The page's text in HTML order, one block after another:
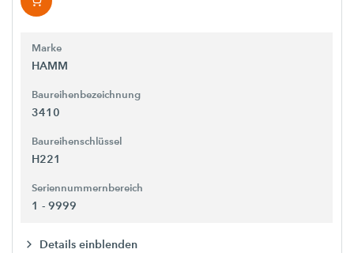
Marke
HAMM
Baureihenbezeichnung
3410
Baureihenschlüssel
H221
Seriennummernbereich
1 - 9999
Details einblenden